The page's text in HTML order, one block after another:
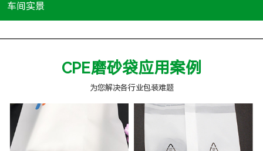
车间实景
CPE磨砂袋应用案例
为您解决各行业包装难题